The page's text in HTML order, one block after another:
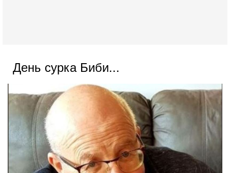
День сурка Биби...